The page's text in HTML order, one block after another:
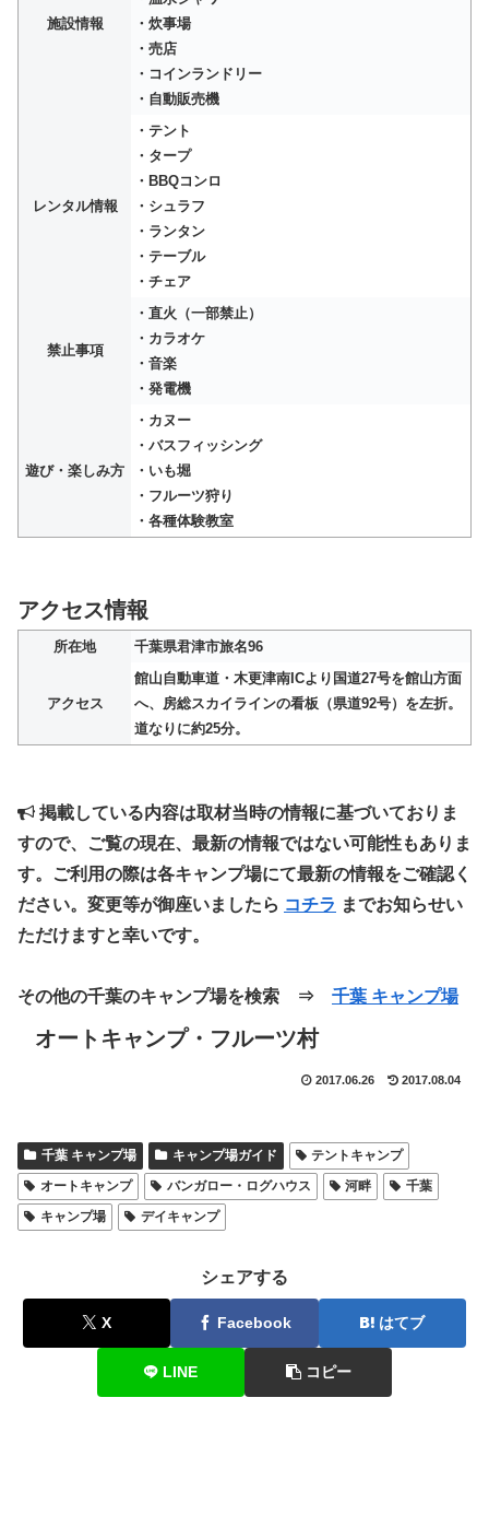
施設情報
・炊事場
・売店
・コインランドリー
・自動販売機
レンタル情報
・テント
・タープ
・BBQコンロ
・シュラフ
・ランタン
・テーブル
・チェア
禁止事項
・直火（一部禁止）
・カラオケ
・音楽
・発電機
遊び・楽しみ方
・カヌー
・バスフィッシング
・いも堀
・フルーツ狩り
・各種体験教室
アクセス情報
所在地 千葉県君津市旅名96
アクセス
館山自動車道・木更津南ICより国道27号を館山方面
へ、房総スカイラインの看板（県道92号）を左折。
道なりに約25分。
掲載している内容は取材当時の情報に基づいておりま
すので、ご覧の現在、最新の情報ではない可能性もありま
す。ご利用の際は各キャンプ場にて最新の情報をご確認く
ださい。変更等が御座いましたら コチラ までお知らせい
ただけますと幸いです。
その他の千葉のキャンプ場を検索 ⇒ 千葉 キャンプ場
オートキャンプ・フルーツ村
2017.06.26 2017.08.04
千葉 キャンプ場 キャンプ場ガイド
テントキャンプ
オートキャンプ
バンガロー・ログハウス 河畔
千葉
キャンプ場
デイキャンプ
シェアする
X Facebook はてブ
LINE コピー